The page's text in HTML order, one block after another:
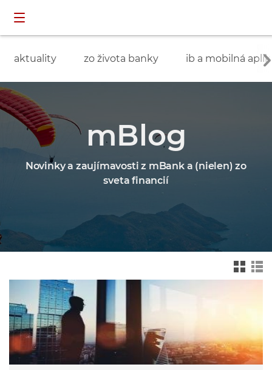
aktuality zo života banky ib a mobilná
mBlog
Novinky a zaujímavosti z mBank a (nielen) zo
sveta financií
widok drz
ewa
felkowy